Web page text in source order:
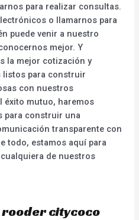
para realizar consultas.
o llamarnos para
puede venir a nuestro
mejor. Y
la mejor cotización y
listos para construir
con nuestros
éxito mutuo, haremos
para construir una
transparente con
todo, estamos aquí para
de nuestros
rooder citycoco